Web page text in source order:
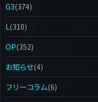
G3(374)
L(310)
OP(352)
お知らせ(4)
フリーコラム(6)